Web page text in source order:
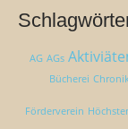
AG AGs
Bücherei Chronik
Förderverein